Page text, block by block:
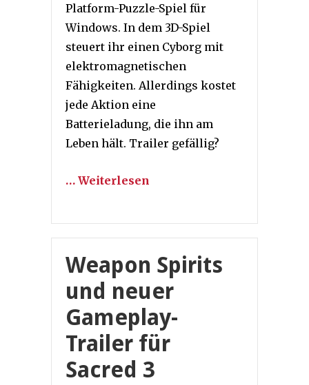
Platform-Puzzle-Spiel für
Windows. In dem 3D-Spiel
steuert ihr einen Cyborg mit
elektromagnetischen
Fähigkeiten. Allerdings kostet
jede Aktion eine
Batterieladung, die ihn am
Leben hält. Trailer gefällig?
… Weiterlesen
Weapon Spirits
und neuer
Gameplay-
Trailer für
Sacred 3